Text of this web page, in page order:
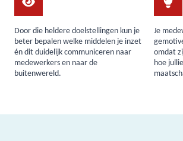
Door die heldere doelstellingen kun je
beter bepalen welke middelen je inzet
én dit duidelijk communiceren naar
medewerkers en naar de
buitenwereld.
Je
omdat
hoe